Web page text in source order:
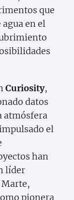
que
en el
Curiosity,
datos
atmósfera
el
han
líder
pionera